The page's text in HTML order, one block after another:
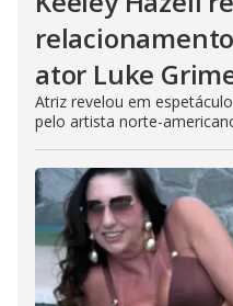
ator Luke
Atriz revelou em
pelo artista norte-